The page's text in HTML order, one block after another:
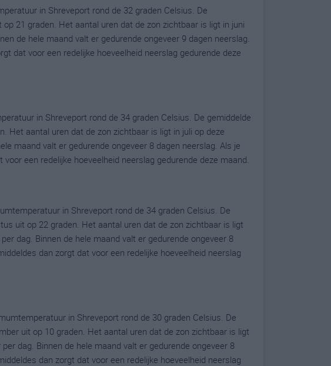
in Shreveport rond de 32 graden Celsius. De
21 graden. Het aantal uren dat de zon zichtbaar is ligt in juni
de hele maand valt er gedurende ongeveer 9 dagen neerslag.
dat voor een redelijke hoeveelheid neerslag gedurende deze
in Shreveport rond de 34 graden Celsius. De gemiddelde
Het aantal uren dat de zon zichtbaar is ligt in juli op deze
maand valt er gedurende ongeveer 8 dagen neerslag. Als je
een redelijke hoeveelheid neerslag gedurende deze maand.
in Shreveport rond de 34 graden Celsius. De
uit op 22 graden. Het aantal uren dat de zon zichtbaar is ligt
dag. Binnen de hele maand valt er gedurende ongeveer 8
dan zorgt dat voor een redelijke hoeveelheid neerslag
in Shreveport rond de 30 graden Celsius. De
uit op 10 graden. Het aantal uren dat de zon zichtbaar is ligt
dag. Binnen de hele maand valt er gedurende ongeveer 8
dan zorgt dat voor een redelijke hoeveelheid neerslag